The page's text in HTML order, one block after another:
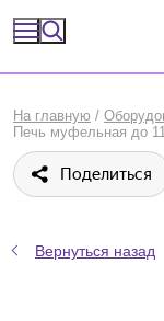
Оборудование,
Расходные
Химические
На главную /
Поделиться
Вернуться назад